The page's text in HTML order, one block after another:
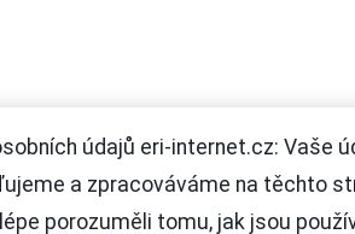
údajů eri-internet.cz: Vaše
a zpracováváme na těchto
porozuměli tomu, jak jsou